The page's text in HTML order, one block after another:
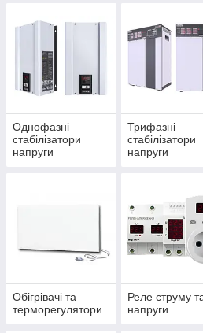
Однофазні
стабілізатори
напруги
Трифазні
стабілізатори
напруги
Обігрівачі та
терморегулятори
Реле струму
напруги